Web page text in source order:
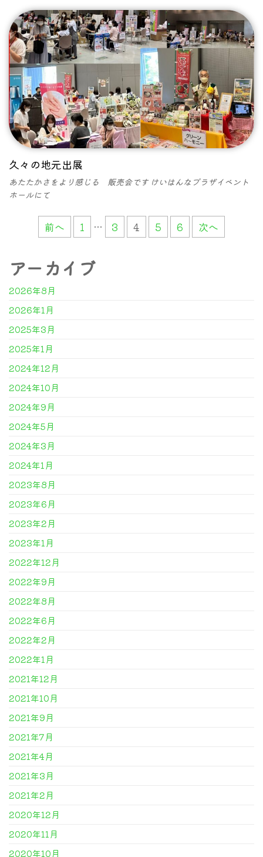
久々の地元出展
あたたかさをより感じる 販売会です けいはんなプラザイベント
ホールにて
前へ 1 … 3 4 5 6 次へ
アーカイブ
2026年8月
2026年1月
2025年3月
2025年1月
2024年12月
2024年10月
2024年9月
2024年5月
2024年3月
2024年1月
2023年8月
2023年6月
2023年2月
2023年1月
2022年12月
2022年9月
2022年8月
2022年6月
2022年2月
2022年1月
2021年12月
2021年10月
2021年9月
2021年7月
2021年4月
2021年3月
2021年2月
2020年12月
2020年11月
2020年10月